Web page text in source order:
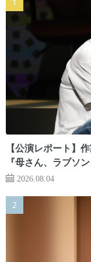
【公演レポート】
『母さん、ラブソ
2026.08.04